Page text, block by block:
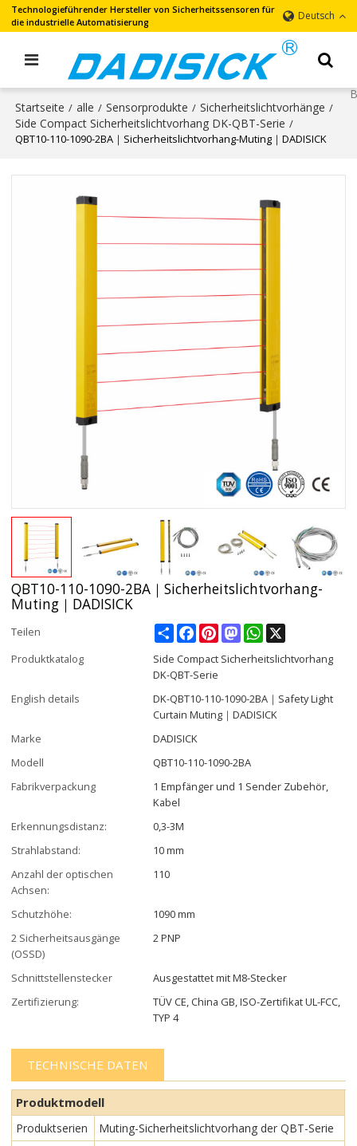
Technologieführender Hersteller von Sicherheitssensoren für
die industrielle Automatisierung
Deutsch
Startseite / alle / Sensorprodukte / Sicherheitslichtvorhänge /
Side Compact Sicherheitslichtvorhang DK-QBT-Serie /
QBT10-110-1090-2BA｜Sicherheitslichtvorhang-Muting｜DADISICK
QBT10-110-1090-2BA｜Sicherheitslichtvorhang-
Muting｜DADISICK
Teilen ShareFacebookPinterestMastodonWhatsApp
Produktkatalog
Side Compact Sicherheitslichtvorhang
DK-QBT-Serie
English details
DK-QBT10-110-1090-2BA｜Safety Light
Curtain Muting｜DADISICK
Marke
DADISICK
Modell
QBT10-110-1090-2BA
Fabrikverpackung
1 Empfänger und 1 Sender Zubehör,
Kabel
Erkennungsdistanz:
0,3-3M
Strahlabstand:
10 mm
Anzahl der optischen
Achsen:
110
Schutzhöhe:
1090 mm
2 Sicherheitsausgänge
(OSSD)
2 PNP
Schnittstellenstecker
Ausgestattet mit M8-Stecker
Zertifizierung:
TÜV CE, China GB, ISO-Zertifikat UL-FCC,
TYP 4
TECHNISCHE DATEN
Produktmodell
Produktserien
Muting-Sicherheitslichtvorhang der QBT-Serie